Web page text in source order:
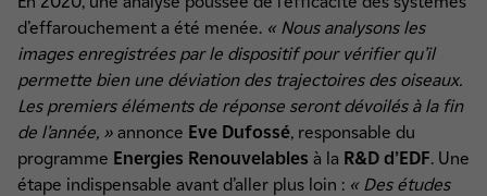
d’effarouchement a été menée. « Nous analysons les
images enregistrées par le dispositif pour vérifier qu’il
permette bien une déviation des trajectoires des oiseaux.
Les premiers éléments de réponse seront dévoilés à la fin
de l’année, » annonce Eve Dufossé, responsable du
programme Energies Renouvelables à la R&D d’EDF. Une
étape indispensable avant d’aller plus loin : « Des études